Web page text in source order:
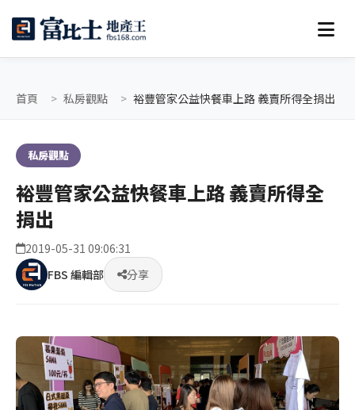
首頁 私房觀點 裕豐管家公益快餐車上路 義賣所得全捐出
私房觀點
裕豐管家公益快餐車上路 義賣所得全
捐出
2019-05-31 09:06:31
FBS 編輯部
分享